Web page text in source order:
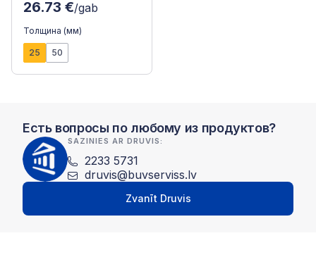
26.73 €/gab
Толщина (мм)
25 50
Есть вопросы по любому из продуктов?
SAZINIES AR DRUVIS:
2233 5731
druvis@buvserviss.lv
Zvanīt Druvis